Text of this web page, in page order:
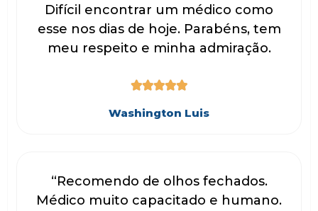
Difícil encontrar um médico como
esse nos dias de hoje. Parabéns, tem
meu respeito e minha admiração.

Washington Luis
“Recomendo de olhos fechados.
Médico muito capacitado e humano.